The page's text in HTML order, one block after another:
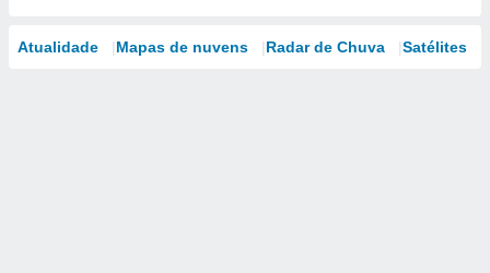
Atualidade Mapas de nuvens Radar de Chuva Satélites